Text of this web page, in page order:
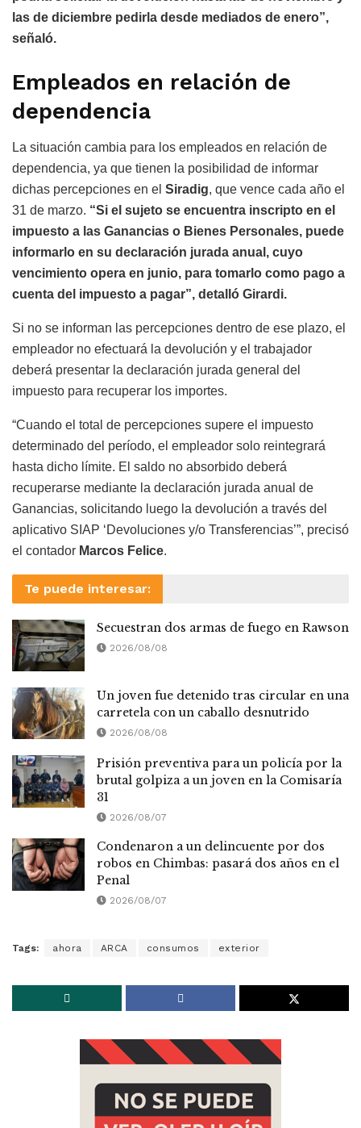
las de diciembre pedirla desde mediados de enero”,
señaló.
Empleados en relación de
dependencia
La situación cambia para los empleados en relación de
dependencia, ya que tienen la posibilidad de informar
dichas percepciones en el Siradig, que vence cada año el
31 de marzo. “Si el sujeto se encuentra inscripto en el
impuesto a las Ganancias o Bienes Personales, puede
informarlo en su declaración jurada anual, cuyo
vencimiento opera en junio, para tomarlo como pago a
cuenta del impuesto a pagar”, detalló Girardi.
Si no se informan las percepciones dentro de ese plazo, el
empleador no efectuará la devolución y el trabajador
deberá presentar la declaración jurada general del
impuesto para recuperar los importes.
“Cuando el total de percepciones supere el impuesto
determinado del período, el empleador solo reintegrará
hasta dicho límite. El saldo no absorbido deberá
recuperarse mediante la declaración jurada anual de
Ganancias, solicitando luego la devolución a través del
aplicativo SIAP ‘Devoluciones y/o Transferencias’”, precisó
el contador Marcos Felice.
Te puede interesar:
Secuestran dos armas de fuego en Rawson
2026/08/08
Un joven fue detenido tras circular en una
carretela con un caballo desnutrido
2026/08/08
Prisión preventiva para un policía por la
brutal golpiza a un joven en la Comisaría
31
2026/08/07
Condenaron a un delincuente por dos
robos en Chimbas: pasará dos años en el
Penal
2026/08/07
Tags: ahora ARCA consumos exterior